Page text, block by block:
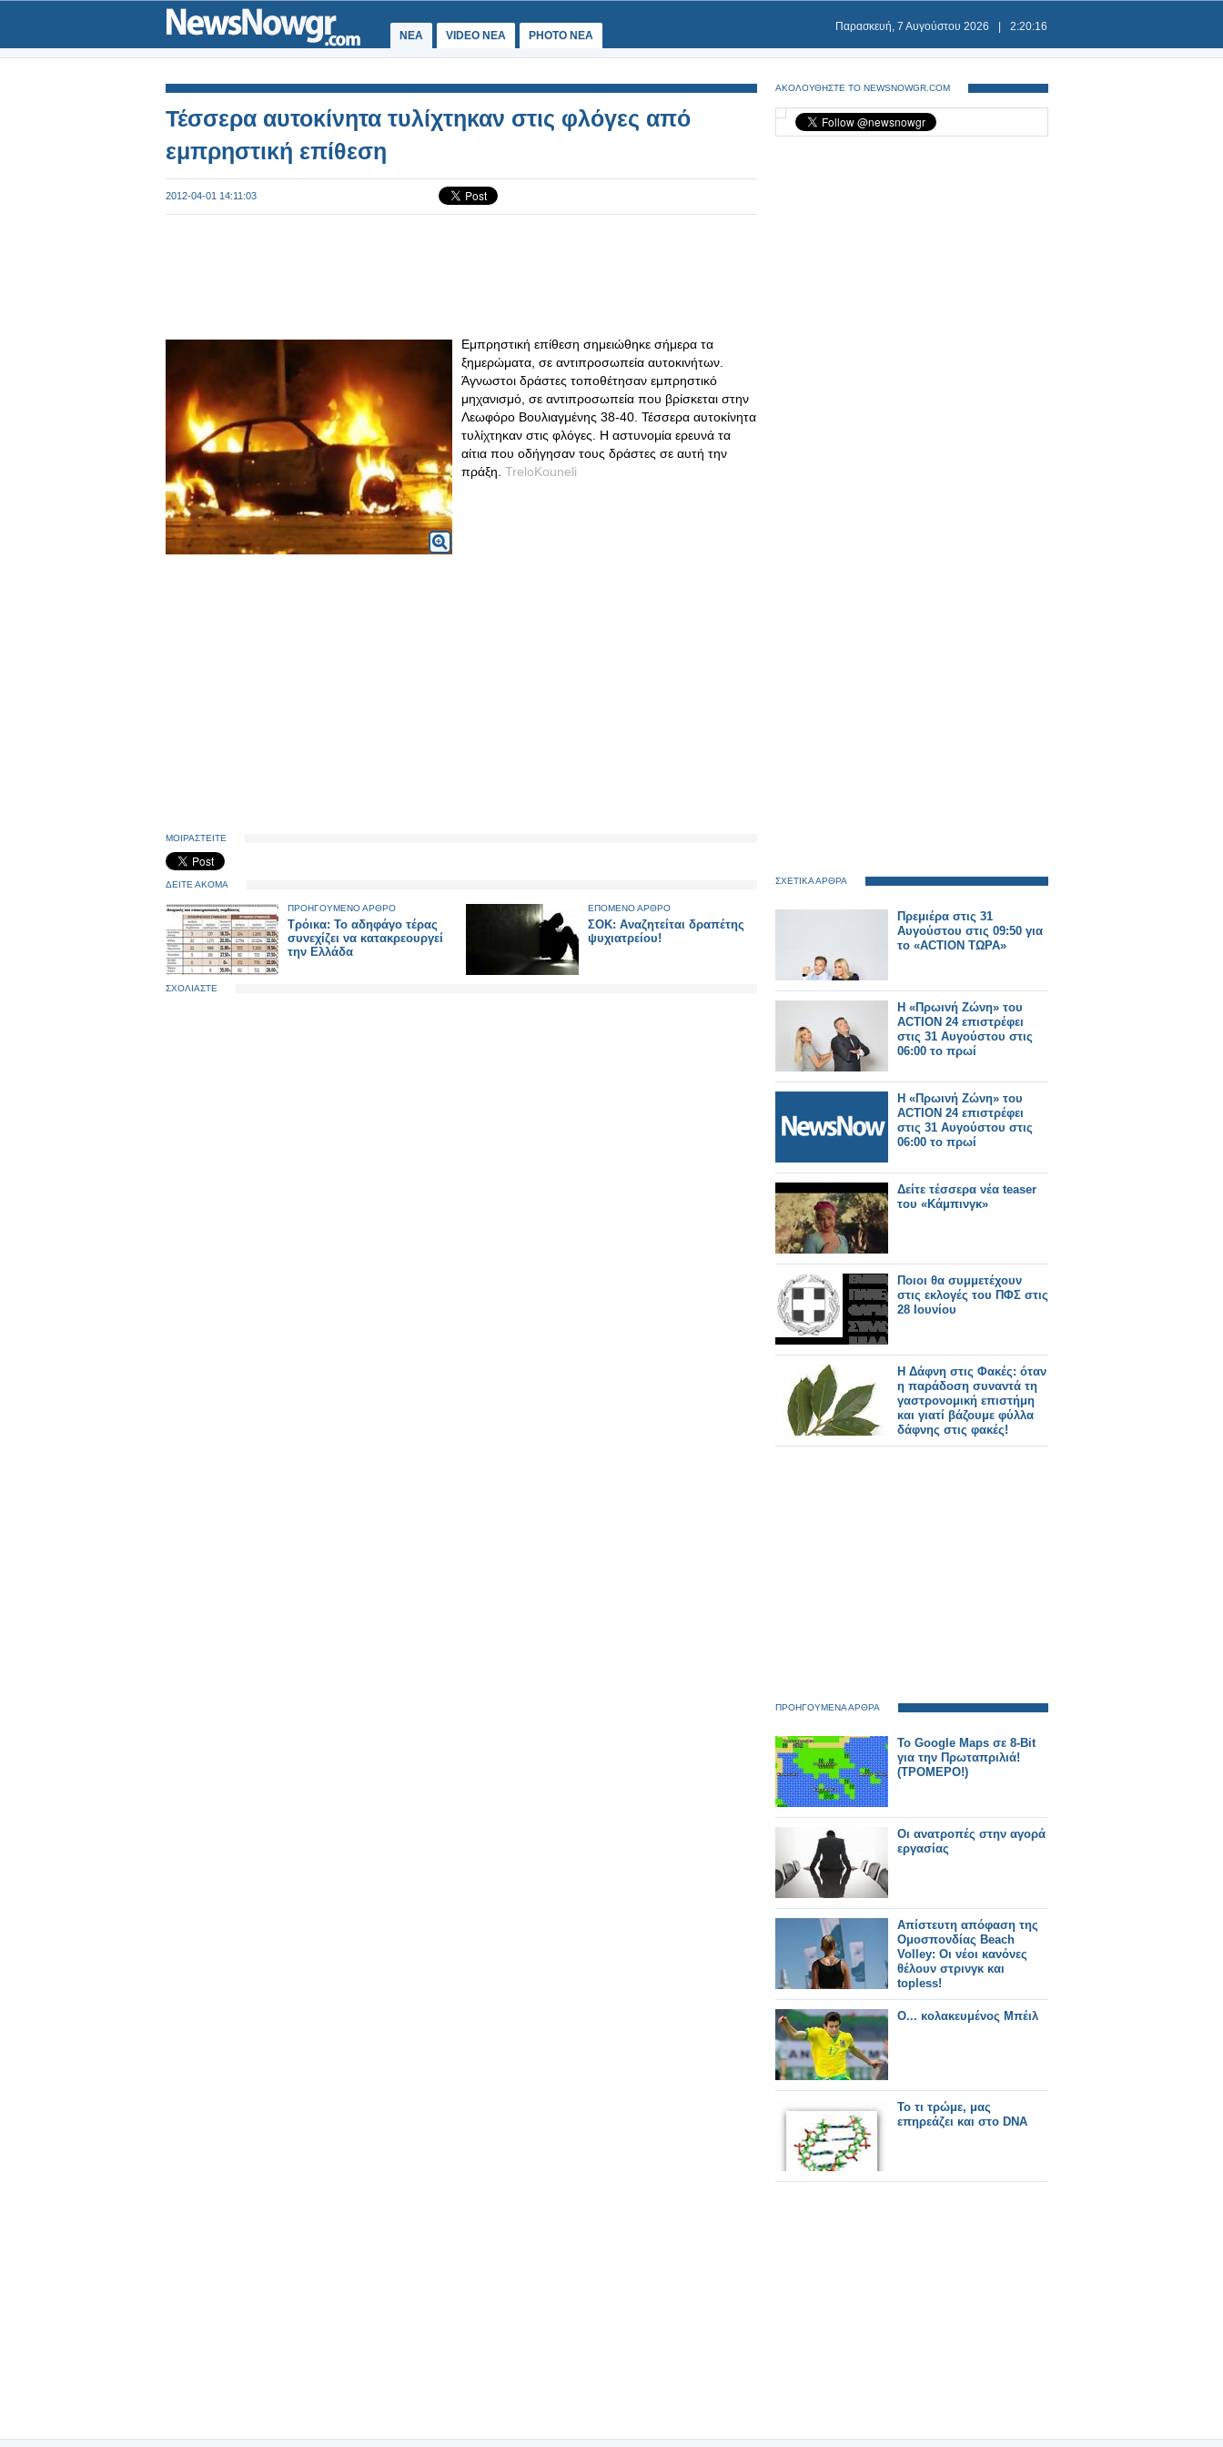
ΝΕΑ VIDEO NEA PHOTO NEA
Παρασκευή, 7 Αυγούστου 2026 2:20:17
Τέσσερα αυτοκίνητα τυλίχτηκαν στις φλόγες από
εμπρηστική επίθεση
2012-04-01 14:11:03
Εμπρηστική επίθεση σημειώθηκε σήμερα τα
ξημερώματα, σε αντιπροσωπεία αυτοκινήτων.
Άγνωστοι δράστες τοποθέτησαν εμπρηστικό
μηχανισμό, σε αντιπροσωπεία που βρίσκεται στην
Λεωφόρο Βουλιαγμένης 38-40. Τέσσερα αυτοκίνητα
τυλίχτηκαν στις φλόγες. Η αστυνομία ερευνά τα
αίτια που οδήγησαν τους δράστες σε αυτή την
πράξη. TreloKouneli
ΜΟΙΡΑΣΤΕΙΤΕ
ΔΕΙΤΕ ΑΚΟΜΑ
ΠΡΟΗΓΟΥΜΕΝΟ ΑΡΘΡΟ
Τρόικα: Το αδηφάγο τέρας
συνεχίζει να κατακρεουργεί
την Ελλάδα
ΕΠΟΜΕΝΟ ΑΡΘΡΟ
ΣΟΚ: Αναζητείται δραπέτης
ψυχιατρείου!
ΣΧΟΛΙΑΣΤΕ
ΑΚΟΛΟΥΘΗΣΤΕ ΤΟ NEWSNOWGR.COM
ΣΧΕΤΙΚΑ ΑΡΘΡΑ
Πρεμιέρα στις 31
Αυγούστου στις 09:50 για
το «ACTION ΤΩΡΑ»
Η «Πρωινή Ζώνη» του
ACTION 24 επιστρέφει
στις 31 Αυγούστου στις
06:00 το πρωί
Η «Πρωινή Ζώνη» του
ACTION 24 επιστρέφει
στις 31 Αυγούστου στις
06:00 το πρωί
Δείτε τέσσερα νέα teaser
του «Κάμπινγκ»
Ποιοι θα συμμετέχουν
στις εκλογές του ΠΦΣ στις
28 Ιουνίου
Η Δάφνη στις Φακές: όταν
η παράδοση συναντά τη
γαστρονομική επιστήμη
και γιατί βάζουμε φύλλα
δάφνης στις φακές!
ΠΡΟΗΓΟΥΜΕΝΑ ΑΡΘΡΑ
Το Google Maps σε 8-Bit
για την Πρωταπριλιά!
(ΤΡΟΜΕΡΟ!)
Οι ανατροπές στην αγορά
εργασίας
Απίστευτη απόφαση της
Ομοσπονδίας Beach
Volley: Οι νέοι κανόνες
θέλουν στρινγκ και
topless!
Ο... κολακευμένος Μπέιλ
Το τι τρώμε, μας
επηρεάζει και στο DNA